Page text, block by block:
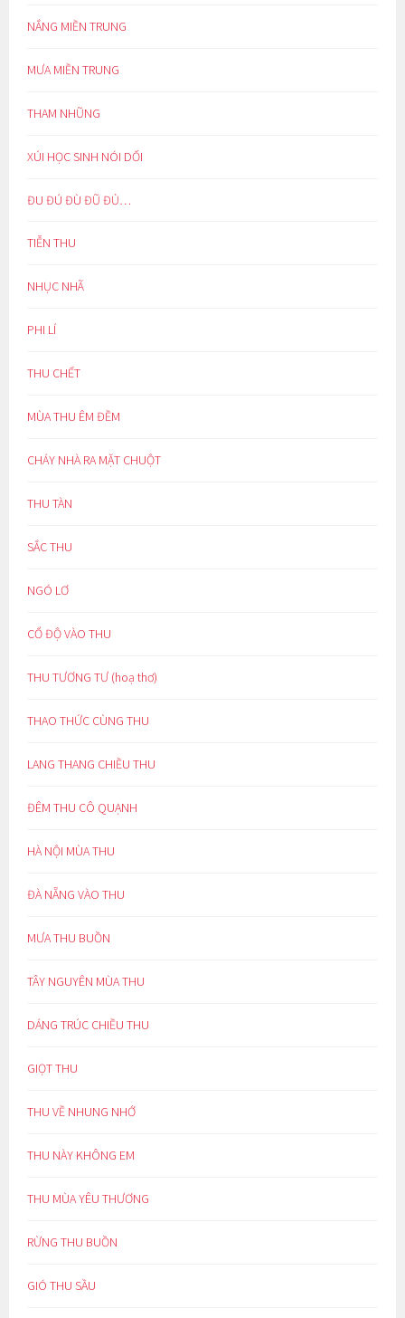
NẮNG MIỀN TRUNG
MƯA MIỀN TRUNG
THAM NHŨNG
XÚI HỌC SINH NÓI DỐI
ĐU ĐÚ ĐÙ ĐŨ ĐỦ…
TIỄN THU
NHỤC NHÃ
PHI LÍ
THU CHẾT
MÙA THU ÊM ĐỀM
CHÁY NHÀ RA MẶT CHUỘT
THU TÀN
SẮC THU
NGÓ LƠ
CỔ ĐỘ VÀO THU
THU TƯƠNG TƯ (hoạ thơ)
THAO THỨC CÙNG THU
LANG THANG CHIỀU THU
ĐÊM THU CÔ QUẠNH
HÀ NỘI MÙA THU
ĐÀ NẴNG VÀO THU
MƯA THU BUỒN
TÂY NGUYÊN MÙA THU
DÁNG TRÚC CHIỀU THU
GIỌT THU
THU VỀ NHUNG NHỚ
THU NÀY KHÔNG EM
THU MÙA YÊU THƯƠNG
RỪNG THU BUỒN
GIÓ THU SẦU